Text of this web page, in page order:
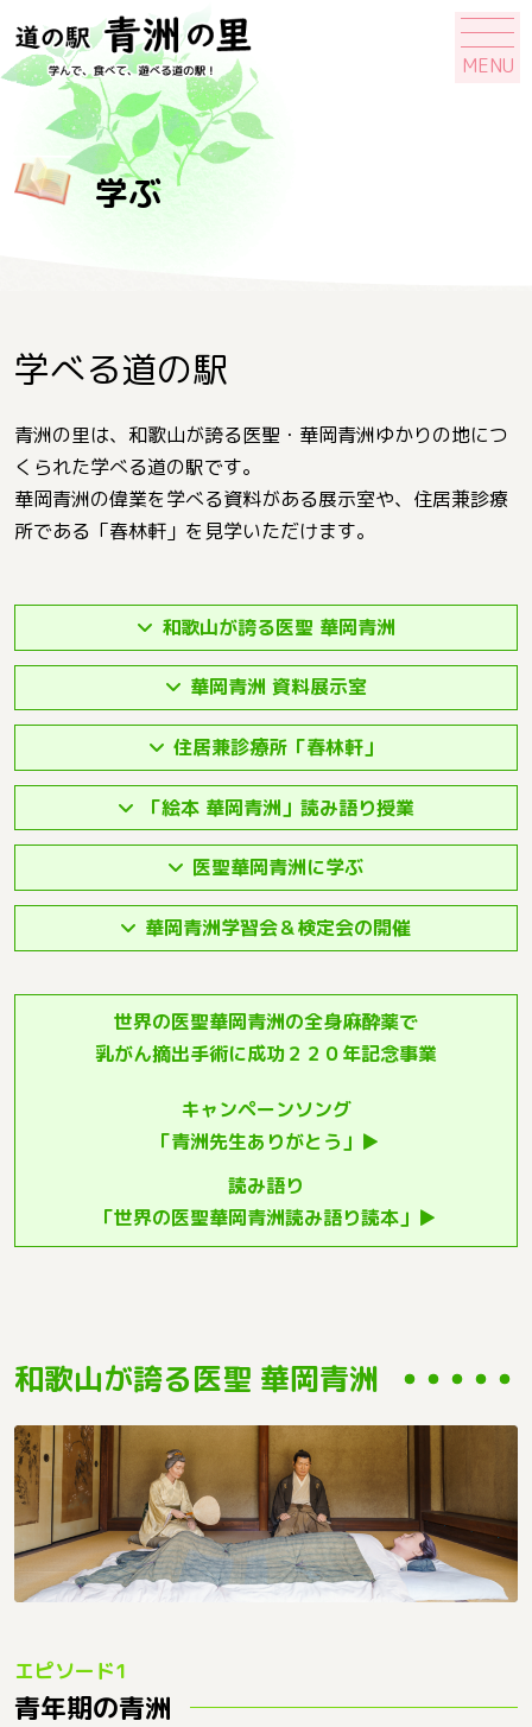
MENU
学ぶ
学べる道の駅
青洲の里は、和歌山が誇る医聖・華岡青洲ゆかりの地につ
くられた学べる道の駅です。
華岡青洲の偉業を学べる資料がある展示室や、住居兼診療
所である「春林軒」を見学いただけます。
和歌山が誇る医聖 華岡青洲
華岡青洲 資料展示室
住居兼診療所「春林軒」
「絵本 華岡青洲」読み語り授業
医聖華岡青洲に学ぶ
華岡青洲学習会＆検定会の開催
世界の医聖華岡青洲の全身麻酔薬で
乳がん摘出手術に成功２２０年記念事業
キャンペーンソング
「青洲先生ありがとう」▶
読み語り
「世界の医聖華岡青洲読み語り読本」▶
和歌山が誇る医聖 華岡青洲
青年期の青洲